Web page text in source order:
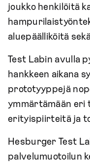
joukko henkilöitä
aluepäälliköitä
Test Labin avulla
hankkeen aikana
prototyyppejä
ymmärtämään eri
erityispiirteitä ja
Hesburger Test
palvelumuotoilun